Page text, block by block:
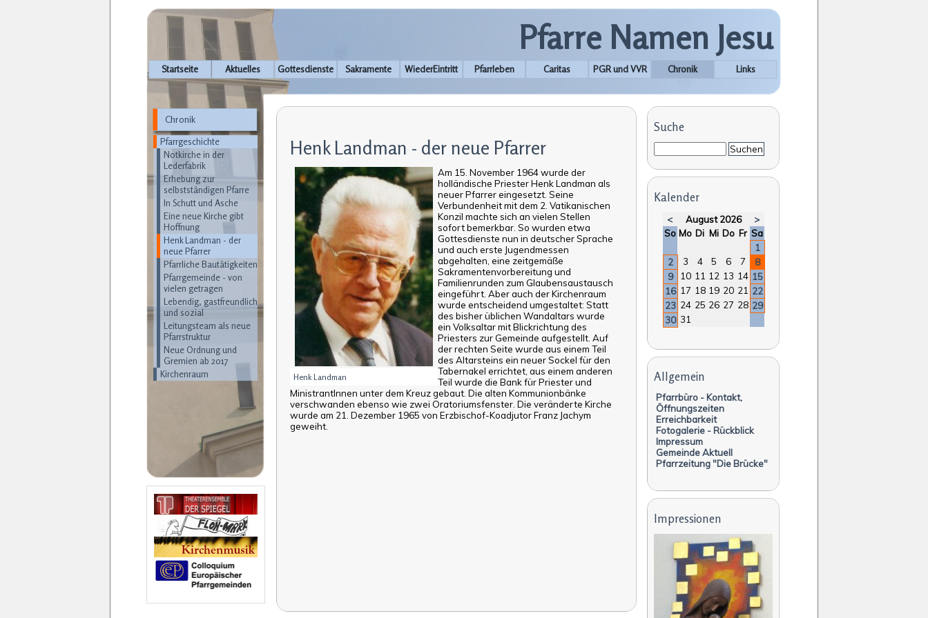
Pfarre Namen Jesu
Navigation
überspringen
Startseite Aktuelles Gottesdienste Sakramente WiederEintritt Pfarrleben Caritas PGR und VVR Chronik Links
Chronik
Navigation
überspringen
Pfarrgeschichte
Notkirche in der
Lederfabrik
Erhebung zur
selbstständigen Pfarre
In Schutt und Asche
Eine neue Kirche gibt
Hoffnung
Henk Landman - der
neue Pfarrer
Pfarrliche Bautätigkeiten
Pfarrgemeinde - von
vielen getragen
Lebendig, gastfreundlich
und sozial
Leitungsteam als neue
Pfarrstruktur
Neue Ordnung und
Gremien ab 2017
Kirchenraum
Suche
Suchen
Kalender
< August 2026
>
Sonntag
Montag
Dienstag
Mittwoch
Donnerstag
Freitag
Samstag
1
2
3 4 5 6 7
8
9
10 11 12 13 14 15
16 17 18 19 20 21 22
23 24 25 26 27 28 29
30 31
Navigation
überspringen
Allgemein
Pfarrbüro - Kontakt,
Öffnungszeiten
Erreichbarkeit
Fotogalerie - Rückblick
Impressum
Gemeinde Aktuell
Pfarrzeitung "Die Brücke"
Impressionen
Henk Landman - der neue Pfarrer
Henk Landman
Am 15. November 1964 wurde der
holländische Priester Henk Landman als
neuer Pfarrer eingesetzt. Seine
Verbundenheit mit dem 2. Vatikanischen
Konzil machte sich an vielen Stellen
sofort bemerkbar. So wurden etwa
Gottesdienste nun in deutscher Sprache
und auch erste Jugendmessen
abgehalten, eine zeitgemäße
Sakramentenvorbereitung und
Familienrunden zum Glaubensaustausch
eingeführt. Aber auch der Kirchenraum
wurde entscheidend umgestaltet: Statt
des bisher üblichen Wandaltars wurde
ein Volksaltar mit Blickrichtung des
Priesters zur Gemeinde aufgestellt. Auf
der rechten Seite wurde aus einem Teil
des Altarsteins ein neuer Sockel für den
Tabernakel errichtet, aus einem anderen
Teil wurde die Bank für Priester und
MinistrantInnen unter dem Kreuz gebaut. Die alten Kommunionbänke
verschwanden ebenso wie zwei Oratoriumsfenster. Die veränderte Kirche
wurde am 21. Dezember 1965 von Erzbischof-Koadjutor Franz Jachym
geweiht.